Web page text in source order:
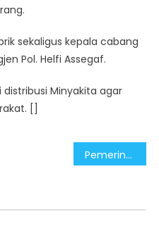
sekaligus kepala cabang
Pol. Helfi Assegaf.
Minyakita agar
[]
Pemerintah Tertibkan Pedagang Nakal yang Oplos Minyakita